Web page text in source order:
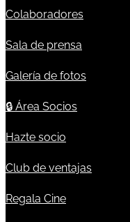
Colaboradores
Sala de prensa
Galería de fotos
🔒 Área Socios
Hazte socio
Club de ventajas
Regala Cine